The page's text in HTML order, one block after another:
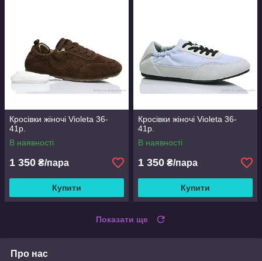
Кросівки жіночі Violeta 36-
41р.
В наявності
1 350 ₴/пара
Купити
Кросівки жіночі Violeta 36-
41р.
В наявності
1 350 ₴/пара
Купити
Показати ще
Про нас